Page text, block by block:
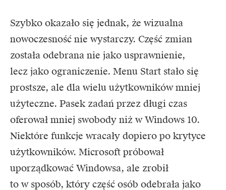
Szybko okazało się jednak, że wizualna
nowoczesność nie wystarczy. Część zmian
została odebrana nie jako usprawnienie,
lecz jako ograniczenie. Menu Start stało się
prostsze, ale dla wielu użytkowników mniej
użyteczne. Pasek zadań przez długi czas
oferował mniej swobody niż w Windows 10.
Niektóre funkcje wracały dopiero po krytyce
użytkowników. Microsoft próbował
uporządkować Windowsa, ale zrobił
to w sposób, który część osób odebrała jako